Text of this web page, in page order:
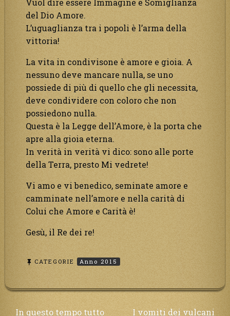
Vuol dire essere Immagine e Somiglianza
del Dio Amore.
L’uguaglianza tra i popoli è l’arma della
vittoria!
La vita in condivisone è amore e gioia. A
nessuno deve mancare nulla, se uno
possiede di più di quello che gli necessita,
deve condividere con coloro che non
possiedono nulla.
Questa è la Legge dell’Amore, è la porta che
apre alla gioia eterna.
In verità in verità vi dico: sono alle porte
della Terra, presto Mi vedrete!
Vi amo e vi benedico, seminate amore e
camminate nell’amore e nella carità di
Colui che Amore e Carità è!
Gesù, il Re dei re!
CATEGORIE Anno 2015
Navigazione
In questo tempo tutto
I vomiti dei vulcani